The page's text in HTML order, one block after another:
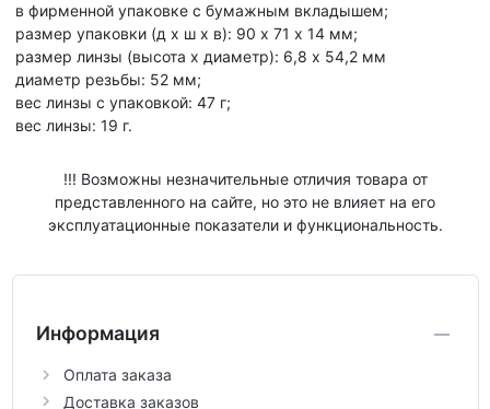
в фирменной упаковке с бумажным вкладышем;
размер упаковки (д х ш х в): 90 х 71 х 14 мм;
размер линзы (высота х диаметр): 6,8 х 54,2 мм
диаметр резьбы: 52 мм;
вес линзы с упаковкой: 47 г;
вес линзы: 19 г.
!!! Возможны незначительные отличия товара от
представленного на сайте, но это не влияет на его
эксплуатационные показатели и функциональность.
Информация
Оплата заказа
Доставка заказов